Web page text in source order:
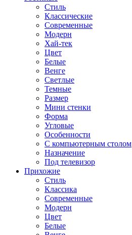
Стиль
Классические
Современные
Модерн
Хай-тек
Цвет
Белые
Венге
Светлые
Темные
Размер
Мини стенки
Форма
Угловые
Особенности
С компьютерным столом
Назначение
Под телевизор
Прихожие
Стиль
Классика
Современные
Модерн
Цвет
Белые